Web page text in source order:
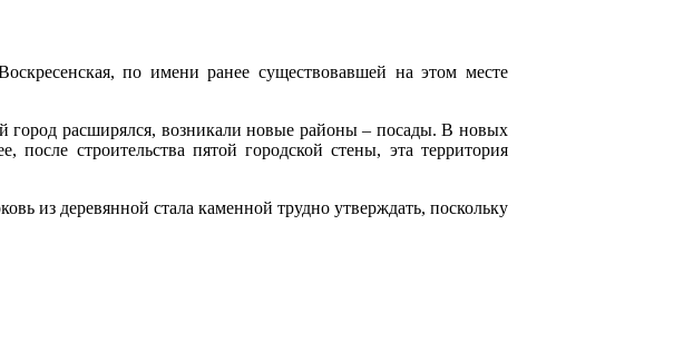
по имени ранее существовавшей на этом месте
город расширялся, возникали новые районы – посады. В новых
строительства пятой городской стены, эта территория
из деревянной стала каменной трудно утверждать, поскольку